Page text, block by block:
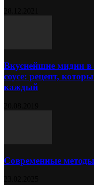
Вкуснейшие мидии в
соусе: рецепт,
каждый
Современные